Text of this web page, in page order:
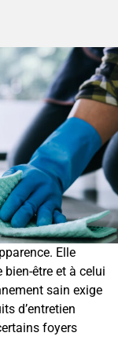
Elle
bien-être et à celui
sain exige
d’entretien
foyers